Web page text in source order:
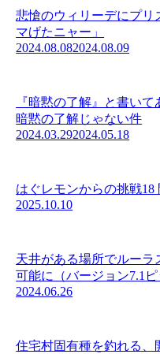
悲愴のウィリーデにプリ
マげたニャー」
2024.08.082024.08.09
『暗黙の了解』と書い
暗黙の了解じゃない件
2024.03.292024.05.18
はぐレモンからの挑戦18
2025.10.10
天井がある場所でルーラ
可能に（バージョン7.1ピ
2024.06.26
住宅村固有種を釣れる、